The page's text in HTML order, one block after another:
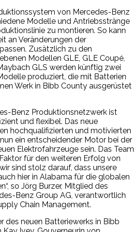
von Mercedes-Benz
Modelle und Antriebsstränge
zu montieren. So kann
an Veränderungen der
Zusätzlich zu den
Modellen GLE, GLE Coupé,
GLS werden künftig zwei
produziert, die mit Batterien
Werk in Bibb County ausgerüstet
Benz Produktionsnetzwerk ist
und flexibel. Das neue
hochqualifizierten und motivierten
ein entscheidender Motor bei der
Elektrofahrzeuge sein. Das Team
für den weiteren Erfolg von
sind stolz darauf, dass unsere
hier in Alabama für die globalen
so Jörg Burzer, Mitglied des
Benz Group AG, verantwortlich
Chain Management.
des neuen Batteriewerks in Bibb